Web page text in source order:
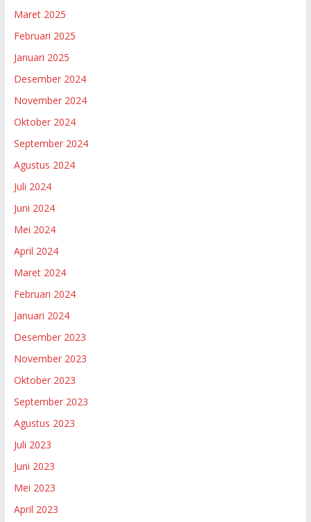
Maret 2025
Februari 2025
Januari 2025
Desember 2024
November 2024
Oktober 2024
September 2024
Agustus 2024
Juli 2024
Juni 2024
Mei 2024
April 2024
Maret 2024
Februari 2024
Januari 2024
Desember 2023
November 2023
Oktober 2023
September 2023
Agustus 2023
Juli 2023
Juni 2023
Mei 2023
April 2023